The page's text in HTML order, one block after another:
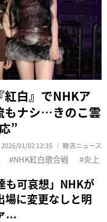
紅白』でNHKア
もナシ…きのこ雲
”
2026/01/02 12:35 韓流ニュース
NHK紅白歌合戦 炎上
も可哀想」NHKが
に変更なしと明
...